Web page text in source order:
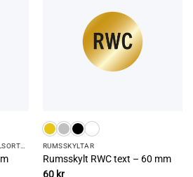
GRAVERADE SKYLTAR FÖR KÄLLSORTERING RUMS­SKYLTAR
Rumsskylt RWC text – 60 mm
60 kr